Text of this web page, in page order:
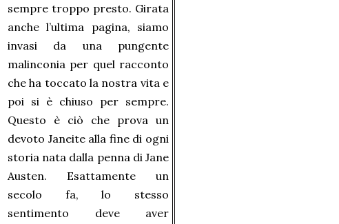
sempre troppo presto. Girata
anche l’ultima pagina, siamo
invasi da una pungente
malinconia per quel racconto
che ha toccato la nostra vita e
poi si è chiuso per sempre.
Questo è ciò che prova un
devoto Janeite alla fine di ogni
storia nata dalla penna di Jane
Austen. Esattamente un
secolo fa, lo stesso
sentimento deve aver